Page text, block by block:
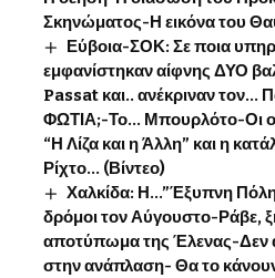
Σκηνώματος-Η εικόνα του
Εύβοια-ΣΟΚ: Σε ποια
εμφανίστηκαν αίφνης ΔΥΟ
Passat και.. ανέκριναν τον…
ΦΩΤΙΑ;-Το… Μπουρλότο-Οι
“Η Λίζα και η Άλλη” και η
Ρίχτο… (Βίντεο)
Χαλκίδα: Η…”Έξυπνη
δρόμοι τον Αύγουστο-Ράβε,
αποτύπωμα της Έλενας-Δεν
στην ανάπλαση- Θα το